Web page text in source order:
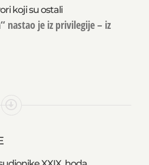
koji su ostali
nastao je iz privilegije – iz